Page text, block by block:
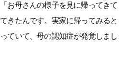
お母さんの様子を見に帰ってきて
きたんです。実家に帰ってみると
ていて、母の認知症が発覚しまし